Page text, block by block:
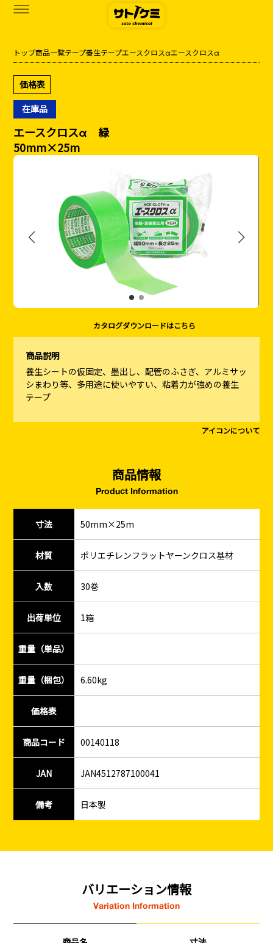
サトケミって？
お知らせ
お問い合わせ
アクセス
トップ商品一覧テープ養生テープエースクロスαエースクロスα
価格表
在庫品
エースクロスα 緑
50mm×25m
カタログダウンロードはこちら
商品説明
養生シートの仮固定、墨出し、配管のふさぎ、アルミサッ
シまわり等、多用途に使いやすい、粘着力が強めの養生
テープ
アイコンについて
商品情報
Product Information
寸法 50mm×25m
材質 ポリエチレンフラットヤーンクロス基材
入数 30巻
出荷単位 1箱
重量（単品）
重量（梱包） 6.60kg
価格表
商品コード 00140118
JAN JAN4512787100041
備考 日本製
バリエーション情報
Variation Information